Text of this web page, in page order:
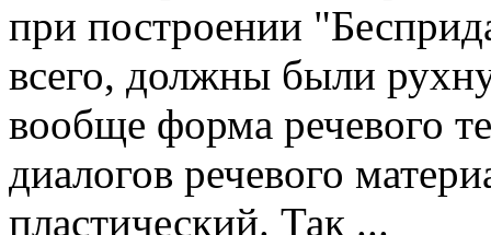
при построении
всего, должны были
вообще форма речевого
диалогов речевого
пластический. Так ...